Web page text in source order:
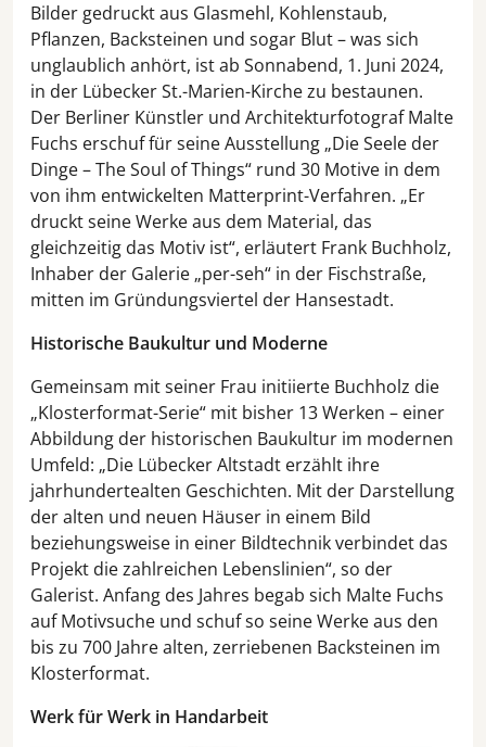
Bilder gedruckt aus Glasmehl, Kohlenstaub,
Pflanzen, Backsteinen und sogar Blut – was sich
unglaublich anhört, ist ab Sonnabend, 1. Juni 2024,
in der Lübecker St.-Marien-Kirche zu bestaunen.
Der Berliner Künstler und Architekturfotograf Malte
Fuchs erschuf für seine Ausstellung „Die Seele der
Dinge – The Soul of Things“ rund 30 Motive in dem
von ihm entwickelten Matterprint-Verfahren. „Er
druckt seine Werke aus dem Material, das
gleichzeitig das Motiv ist“, erläutert Frank Buchholz,
Inhaber der Galerie „per-seh“ in der Fischstraße,
mitten im Gründungsviertel der Hansestadt.
Historische Baukultur und Moderne
Gemeinsam mit seiner Frau initiierte Buchholz die
„Klosterformat-Serie“ mit bisher 13 Werken – einer
Abbildung der historischen Baukultur im modernen
Umfeld: „Die Lübecker Altstadt erzählt ihre
jahrhundertealten Geschichten. Mit der Darstellung
der alten und neuen Häuser in einem Bild
beziehungsweise in einer Bildtechnik verbindet das
Projekt die zahlreichen Lebenslinien“, so der
Galerist. Anfang des Jahres begab sich Malte Fuchs
auf Motivsuche und schuf so seine Werke aus den
bis zu 700 Jahre alten, zerriebenen Backsteinen im
Klosterformat.
Werk für Werk in Handarbeit